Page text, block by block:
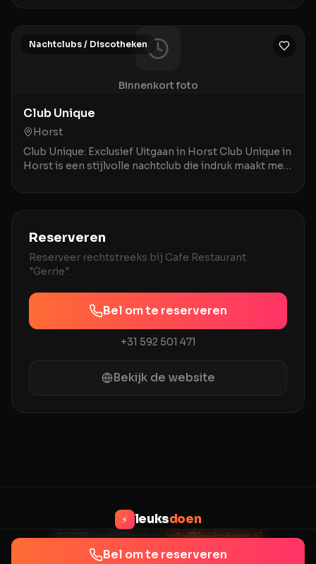
Binnenkort foto
Nachtclubs / Discotheken
Club Unique
Horst
Club Unique: Exclusief Uitgaan in Horst Club Unique in
Horst is een stijlvolle nachtclub die indruk maakt met
Reserveren
Reserveer rechtstreeks bij Cafe Restaurant
"Gerrie"
Bel om te reserveren
+31 592 501 471
Bekijk de website
Bel om te reserveren
⚡ leuksdoen
© 2026 LeuksDoen.nl ·info@leuksdoen.nl
PrivacyVoorwaardenContact